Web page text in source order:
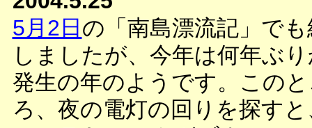
5月2日 の「南島漂流記」で
しましたが、今年は何年ぶ
発生の年のようです。この
ろ、夜の電灯の回りを探す